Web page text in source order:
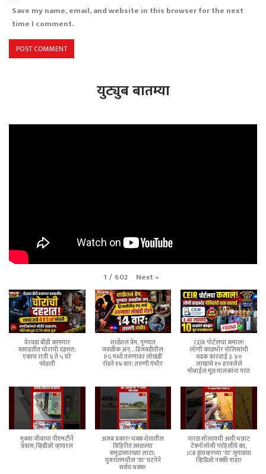
Save my name, email, and website in this browser for the next
time I comment.
युट्युब बातम्या
1 / 602 Next»
येरवडा बीडी कामगार
वसाहतीत चोरांची दहशत;
एकाच रात्री ४ ते ५ घरे
फोडली
शाळेतलं प्रेम, पुण्यात
जवळीक अन्...हिंजवडीतील
PG मध्ये तरुणावर लोखंडी
रॉडने १४ वार; तरुणी गंभीर
CEIR पोर्टलचा कमाल!
लोणी काळभोर पोलिसांची
धडक कारवाई ३.४०
लाखांचे १० हरवलेले
मोबाईल मूळ मालकांना परत
मुक्या जीवाचा पीएमटीने
प्रवास,व्हिडीओ व्हायरल
अजब प्रकार! चक्क शेतातील
विहिरीत उसळल्या
समुद्रासारख्या लाटा;
गुजरातमधील 'या' घटनेने
सर्वच थक्क!
नारळ सोलायची अशी भन्नाट
टेक्नॉलॉजी पाहिलीये का,
JCB ड्रायव्हरच्या 'या' जुगाडचा
व्हिडिओ नक्की पाहा!